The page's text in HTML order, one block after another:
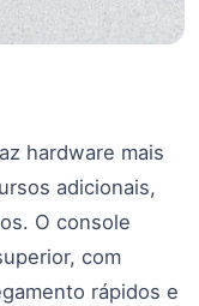
hardware mais
adicionais,
O console
com
rápidos e